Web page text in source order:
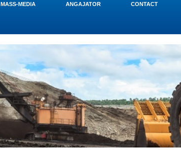
MASS-MEDIA ANGAJATOR CONTACT